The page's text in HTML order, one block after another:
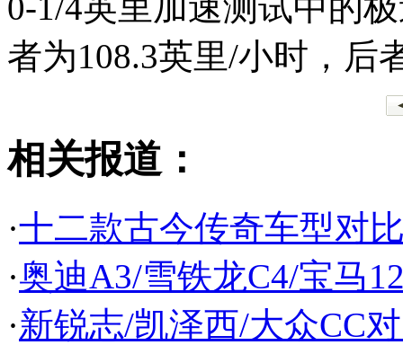
0-1/4英里加速测试中的
者为108.3英里/小时，后
相关报道：
·十二款古今传奇车型对
·奥迪A3/雪铁龙C4/宝马
·新锐志/凯泽西/大众CC